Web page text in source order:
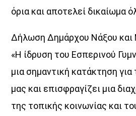
UPCOMING SHOWS
ΔΙΚΤΥΩΣΗ ΜΕ VOICE
16:00
«Μελοποιημένα»
20:00
21:00
όρια και αποτελεί δικαίωμα
Δήλωση Δημάρχου Νάξου
«Η ίδρυση του Εσπερινού
μια σημαντική κατάκτηση
μας και επισφραγίζει μια
της τοπικής κοινωνίας και